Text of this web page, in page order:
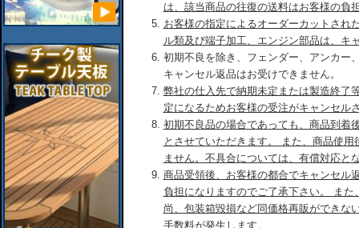
は、該当商品の往復の送料はお客様の負
お客様の指定によるオーダーカットされ
ル類及び端子加工、エンジン部品は、キ
初期不良を除き、フェンダー、アンカー
キャンセル返品はお受けできません。
弊社の仕入先で納期未定または製造終了
定になるためお客様の受注がキャンセル
初期不良品の場合であっても、商品到着
とさせていただきます。 また、商品使
ません。不具合については、有償対応と
商品受領後、お客様の都合でキャンセル
負担になりますのでご了承下さい。 ま
尚、包装箱毀損など同価格再販ができな
手数料が発生します。